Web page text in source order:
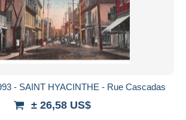
- SAINT HYACINTHE - Rue Cascadas
± 26,58 US$